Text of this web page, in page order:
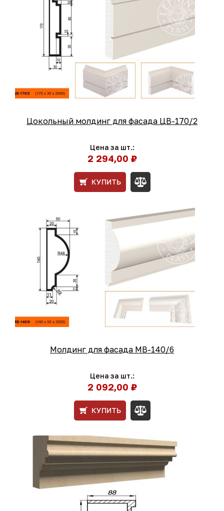
Цокольный молдинг для фасада ЦВ-170/2
Цена за шт.:
2 294,00 ₽
КУПИТЬ
Молдинг для фасада МВ-140/6
Цена за шт.:
2 092,00 ₽
КУПИТЬ